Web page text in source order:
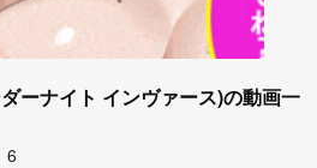
ーナイト インヴァース)の動画一
6